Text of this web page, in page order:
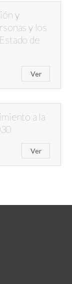
y
y los
de
Ver
a la
Ver